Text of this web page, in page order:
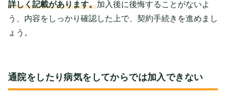
詳しく記載があります。加入後に後悔することがないよ
う、内容をしっかり確認した上で、契約手続きを進めまし
ょう。
通院をしたり病気をしてからでは加入できない